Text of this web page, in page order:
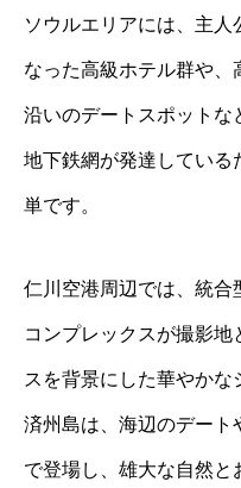
ソウルエリアには、主人
なった高級ホテル群や、
沿いのデートスポットな
地下鉄網が発達している
単です。
仁川空港周辺では、統合
コンプレックスが撮影
スを背景にした華やかな
済州島は、海辺のデート
で登場し、雄大な自然